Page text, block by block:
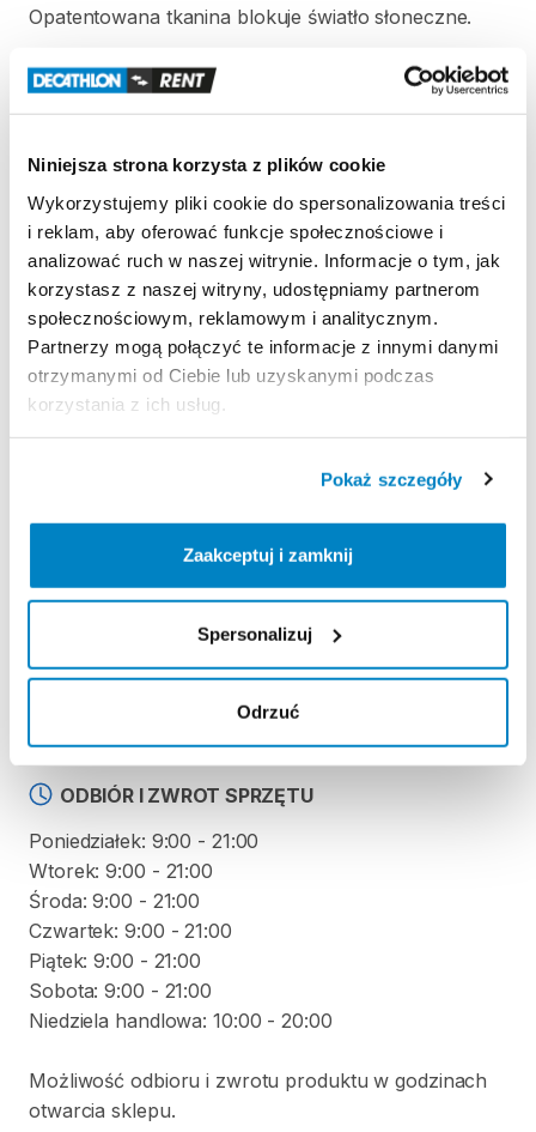
Niniejsza strona korzysta z plików cookie
Wykorzystujemy pliki cookie do spersonalizowania treści
i reklam, aby oferować funkcje społecznościowe i
analizować ruch w naszej witrynie. Informacje o tym, jak
korzystasz z naszej witryny, udostępniamy partnerom
społecznościowym, reklamowym i analitycznym.
Partnerzy mogą połączyć te informacje z innymi danymi
otrzymanymi od Ciebie lub uzyskanymi podczas
korzystania z ich usług.
Pokaż szczegóły
Zaakceptuj i zamknij
Spersonalizuj
Odrzuć
Opatentowana tkanina blokuje światło słoneczne.
Odporność na
wiatr
Wodoodporność
Wodoodporność (Schmerber): Tropik ＞ 2000
Podłoga sypialni ＞ 2400 mm.
Strona produktu w sklepie
Regulamin wypożyczalni
Nie pobieramy kaucji za wypożyczenie tego
ODBIÓR I ZWROT SPRZĘTU
Poniedziałek: 9:00 - 21:00
Wtorek: 9:00 - 21:00
Środa: 9:00 - 21:00
Czwartek: 9:00 - 21:00
Piątek: 9:00 - 21:00
Sobota: 9:00 - 21:00
Niedziela handlowa: 10:00 - 20:00
Możliwość odbioru i zwrotu produktu w godzinach
otwarcia sklepu.